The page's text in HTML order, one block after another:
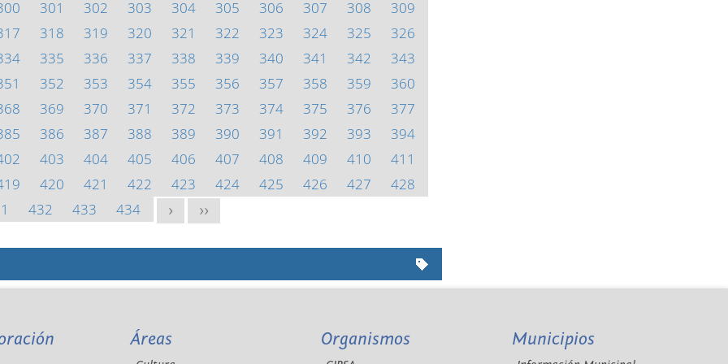
301 302 303 304 305 306 307 308
309
318 319 320 321 322 323 324 325
326
335 336 337 338 339 340 341 342
343
352 353 354 355 356 357 358 359
360
369 370 371 372 373 374 375 376
377
386 387 388 389 390 391 392 393
394
403 404 405 406 407 408 409 410
411
420 421 422 423 424 425 426 427
428
432 433 434 > >>
Áreas Organismos Municipios